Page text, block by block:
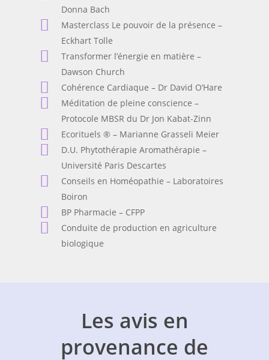
Donna Bach
Masterclass Le pouvoir de la présence –
Eckhart Tolle
Transformer l’énergie en matière –
Dawson Church
Cohérence Cardiaque – Dr David O’Hare
Méditation de pleine conscience –
Protocole MBSR du Dr Jon Kabat-Zinn
Ecorituels ® – Marianne Grasseli Meier
D.U. Phytothérapie Aromathérapie –
Université Paris Descartes
Conseils en Homéopathie – Laboratoires
Boiron
BP Pharmacie – CFPP
Conduite de production en agriculture
biologique
Les avis en
provenance de